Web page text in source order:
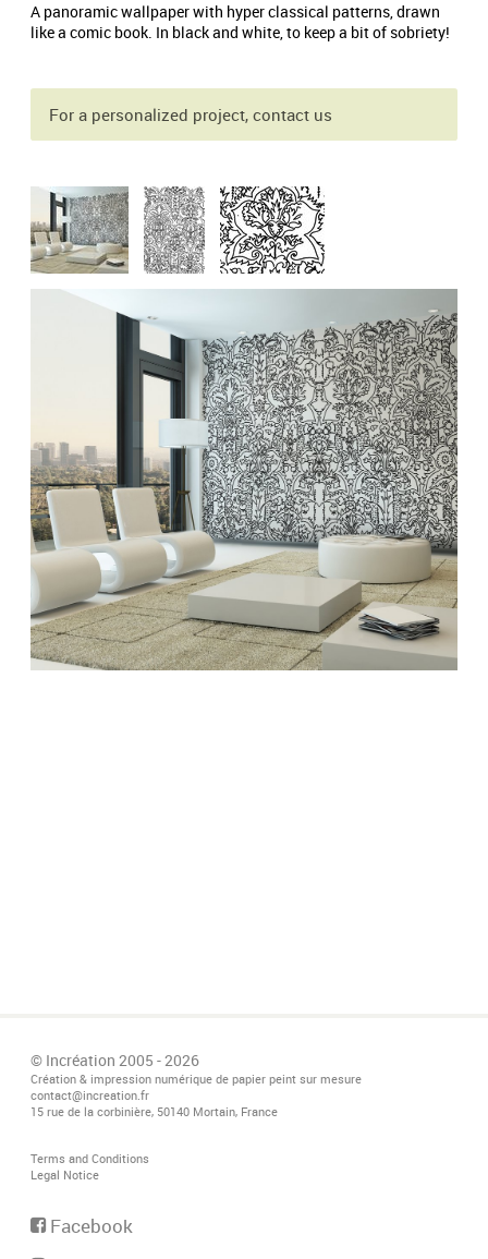
A panoramic wallpaper with hyper classical patterns, drawn
like a comic book. In black and white, to keep a bit of sobriety!
For a personalized project, contact us
© Incréation 2005 - 2026
Création & impression numérique de papier peint sur mesure
contact@increation.fr
15 rue de la corbinière, 50140 Mortain, France
Terms and Conditions
Legal Notice
Facebook